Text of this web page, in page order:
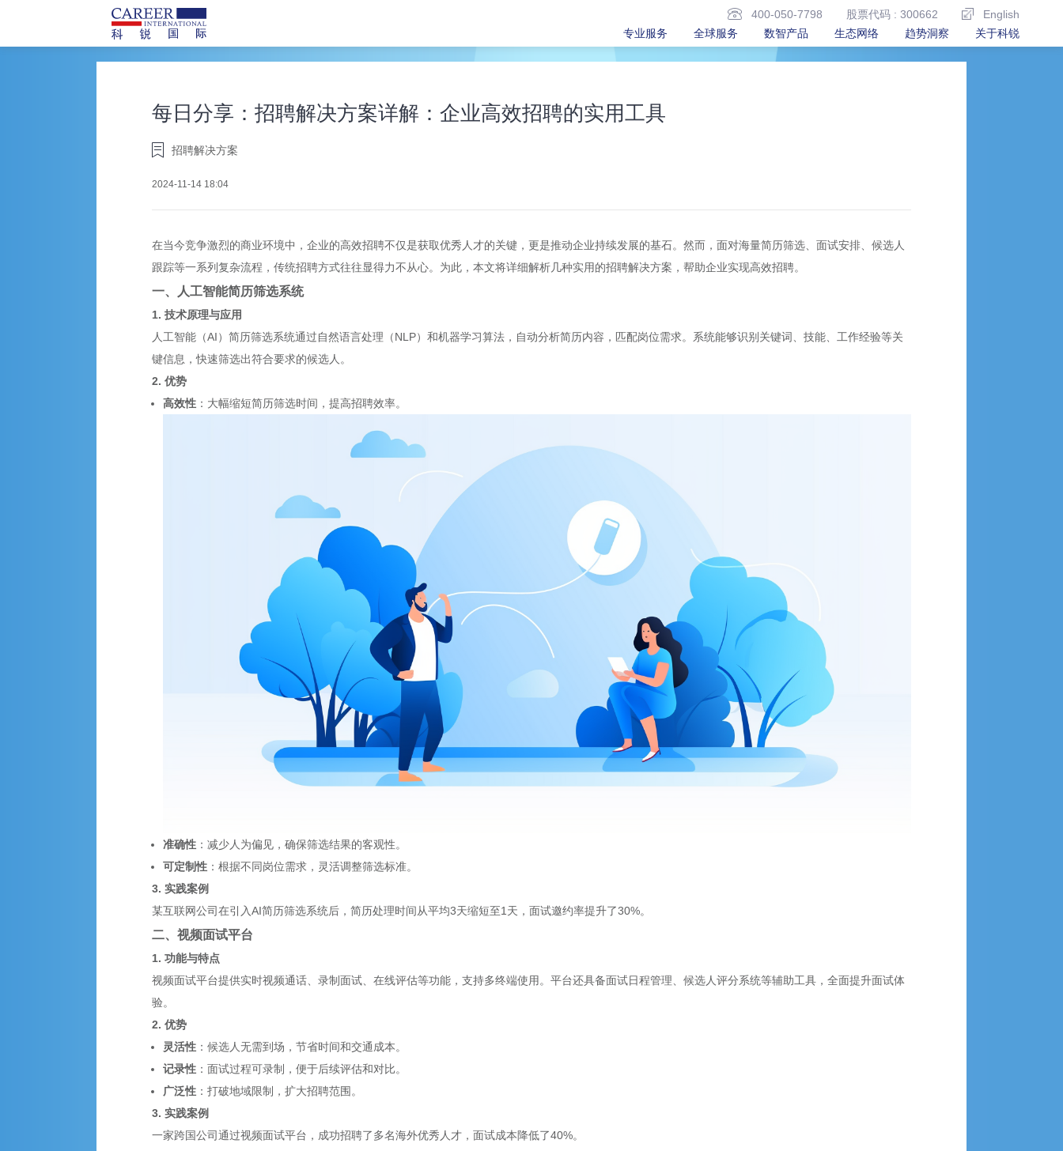
400-050-7798 股票代码 : 300662
English
专业服务
全球服务 数智产品 生态网络 趋势洞察 关于科锐
每日分享：招聘解决方案详解：企业高效招聘的实用工具
招聘解决方案
2024-11-14 18:04
在当今竞争激烈的商业环境中，企业的高效招聘不仅是获取优秀人才的关键，更是推动企业持续发展的基石。然而，面对海量简历筛选、面试安排、候选人
跟踪等一系列复杂流程，传统招聘方式往往显得力不从心。为此，本文将详细解析几种实用的招聘解决方案 ，帮助企业实现高效招聘。
一、人工智能简历筛选系统
1. 技术原理与应用
人工智能（AI）简历筛选系统通过自然语言处理（NLP）和机器学习算法，自动分析简历内容，匹配岗位需求。系统能够识别关键词、技能、工作经验等关
键信息，快速筛选出符合要求的候选人。
2. 优势
高效性 ：大幅缩短简历筛选时间，提高招聘效率。
准确性 ：减少人为偏见，确保筛选结果的客观性。
可定制性 ：根据不同岗位需求，灵活调整筛选标准。
3. 实践案例
某互联网公司在引入AI简历筛选系统后，简历处理时间从平均3天缩短至1天，面试邀约率提升了30%。
二、视频面试平台
1. 功能与特点
视频面试平台提供实时视频通话、录制面试、在线评估等功能，支持多终端使用。平台还具备面试日程管理、候选人评分系统等辅助工具，全面提升面试体
验。
2. 优势
灵活性 ：候选人无需到场，节省时间和交通成本。
记录性 ：面试过程可录制，便于后续评估和对比。
广泛性 ：打破地域限制，扩大招聘范围。
3. 实践案例
一家跨国公司通过视频面试平台，成功招聘了多名海外优秀人才，面试成本降低了40%。